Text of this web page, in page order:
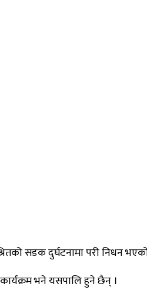
सडक दुर्घटनामा परी निधन
भने यसपालि हुने छैन् ।